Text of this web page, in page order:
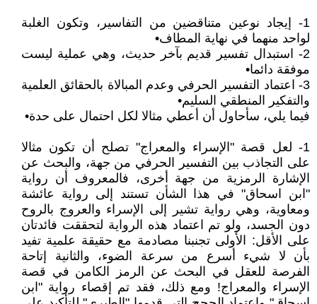
1- إيجاد نوعين متناقضين من التفاسير، وتكون الغلبة
لواحد منهما في نهاية المطاف•
2- استبدال تفسير قديم بآخر حديث، وهي عملية ليست
موفقة دائما•
3- اعتماد التفسير الحرفي وعدم المبالاة بالحقائق العلمية
والتفكير المنطقي السليم•
فيما يلي، سأحاول أن أعطي مثالا لكل احتمال على حدة•
1- لعل قصة "الإسراء والمعراج" تصلح أن تكون مثالا
على التجاذب بين التفسير الحرفي من جهة، والبحث عن
الإشارة الرمزية من جهة أخرى، فالمعروف أن رواية
"ابن اسحاق" في هذا الشأن تستند إلى رواية عائشة
ومعاوية، وهي رواية تشير إلى الإسراء والعروج بالروح
دون الجسد، ولو تم اعتماد هذه الرواية لتحققت فائدتان
على الأقل: الأولى تجنبنا مصادمة مع حقيقة علمية تفيد
بأن لا شيء أسرع من سرعة الضوء، والثانية إتاحة
الفرصة للعقل في البحث عن الرمز الكامن في قصة
الإسراء والمعراج! ومع ذلك، فقد تم إقصاء رواية "ابن